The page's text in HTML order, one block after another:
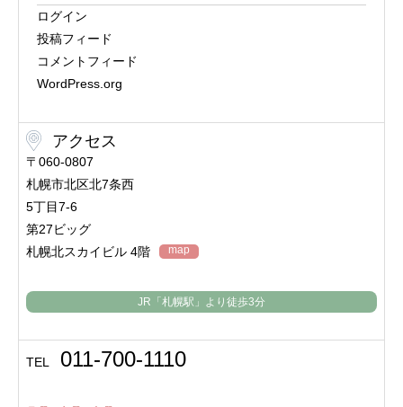
ログイン
投稿フィード
コメントフィード
WordPress.org
アクセス
〒060-0807
札幌市北区北7条西
5丁目7-6
第27ビッグ
札幌北スカイビル 4階
map
JR「札幌駅」より 徒歩3分
TEL 011-700-1110